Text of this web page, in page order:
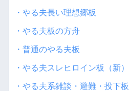
・やる夫長い理想郷板
・やる夫板の方舟
・普通のやる夫板
・やる夫スレヒロイン板（新）
・やる夫系雑談・避難・投下